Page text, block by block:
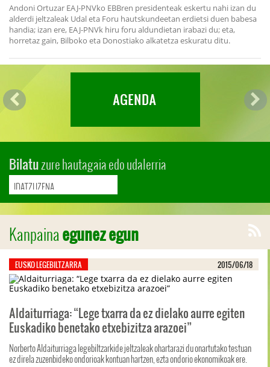
Andoni Ortuzar EAJ-PNVko EBBren presidenteak eskertu nahi izan du
alderdi jeltzaleak Udal eta Foru hautskundeetan erdietsi duen babesa
handia; izan ere, EAJ-PNVk hiru foru aldundietan irabazi du; eta,
horretaz gain, Bilboko eta Donostiako alkatetza eskuratu ditu.
Bilatuzure hautagaia edo udalerria
Kanpainaegunez egun
EUSKO LEGEBILTZARRA 2015/06/18
Aldaiturriaga: “Lege txarra da ez dielako aurre egiten
Euskadiko benetako etxebizitza arazoei”
Norberto Aldaiturriaga legebiltzarkide jeltzaleak ohartarazi du onartutako testuan
ez direla zuzenbideko ondorioak kontuan hartzen, ezta ondorio ekonomikoak ere.